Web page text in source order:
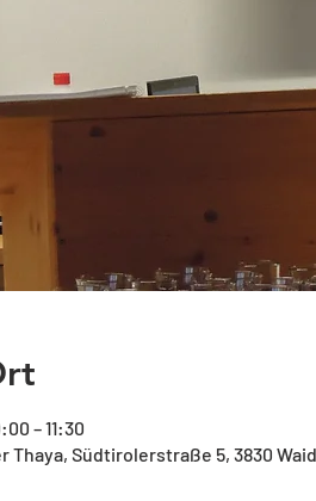
– 11:30
Thaya, Südtirolerstraße 5, 3830